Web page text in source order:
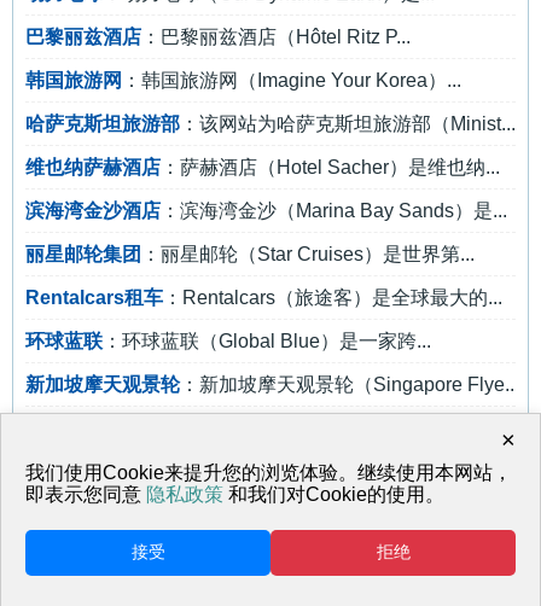
巴黎丽兹酒店 ：巴黎丽兹酒店（Hôtel Ritz P...
韩国旅游网 ：韩国旅游网（Imagine Your Korea）...
哈萨克斯坦旅游部 ：该网站为哈萨克斯坦旅游部（Minist...
维也纳萨赫酒店 ：萨赫酒店（Hotel Sacher）是维也纳...
滨海湾金沙酒店 ：滨海湾金沙（Marina Bay Sands）是...
丽星邮轮集团 ：丽星邮轮（Star Cruises）是世界第...
Rentalcars租车 ：Rentalcars（旅途客）是全球最大的...
环球蓝联 ：环球蓝联（Global Blue）是一家跨...
新加坡摩天观景轮：新加坡摩天观景轮（Singapore Flye...
新宿歌舞伎町：新宿歌舞伎町是亚洲最大的红灯区，...
返回首页 网站地图
×
我们使用Cookie来提升您的浏览体验。继续使用本网站，
即表示您同意 隐私政策 和我们对Cookie的使用。
接受 拒绝